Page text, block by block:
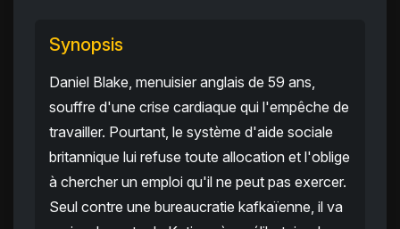
Synopsis
Daniel Blake, menuisier anglais de 59 ans,
souffre d'une crise cardiaque qui l'empêche de
travailler. Pourtant, le système d'aide sociale
britannique lui refuse toute allocation et l'oblige
à chercher un emploi qu'il ne peut pas exercer.
Seul contre une bureaucratie kafkaïenne, il va